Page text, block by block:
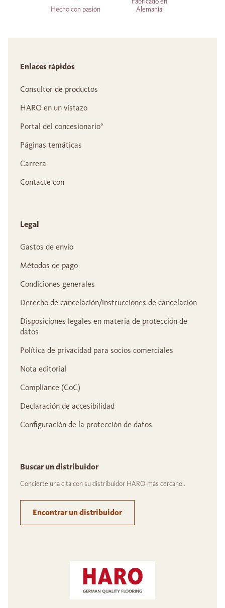
Hecho con pasión
Alemania
Enlaces rápidos
Consultor de productos
HARO en un vistazo
Portal del concesionario°
Páginas temáticas
Carrera
Contacte con
Legal
Gastos de envío
Métodos de pago
Condiciones generales
Derecho de cancelación/instrucciones de cancelación
Disposiciones legales en materia de protección de
datos
Política de privacidad para socios comerciales
Nota editorial
Compliance (CoC)
Declaración de accesibilidad
Configuración de la protección de datos
Buscar un distribuidor
Concierte una cita con su distribuidor HARO más cercano..
Encontrar un distribuidor